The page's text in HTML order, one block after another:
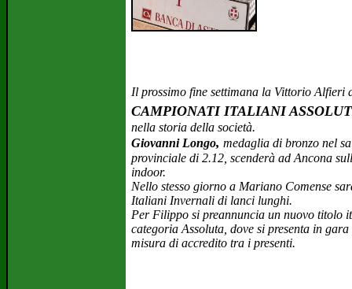
Il prossimo fine settimana la Vittorio
CAMPIONATI ITALIANI
nella storia della società.
Giovanni Longo, medaglia di bronzo nel
provinciale di 2.12, scenderà ad Ancona
indoor.
Nello stesso giorno a Mariano Comense
Italiani Invernali di lanci lunghi.
Per Filippo si preannuncia un nuovo titolo
categoria Assoluta, dove si presenta in
misura di accredito tra i presenti.